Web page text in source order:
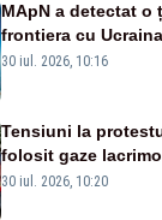
MApN a detectat o
frontiera cu
transmis în județul
30 iul. 2026, 10:16
Tensiuni la
folosit gaze
Poporului face apel
30 iul. 2026, 10:20